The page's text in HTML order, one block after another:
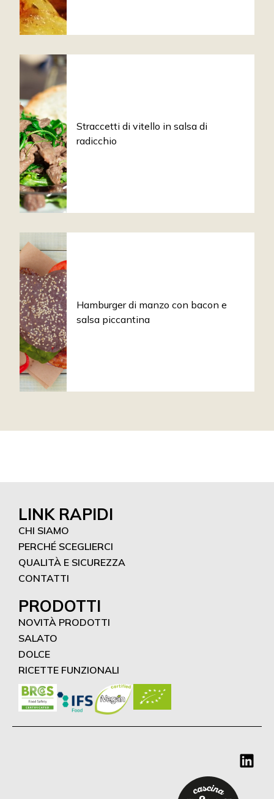
Straccetti di vitello in salsa di
radicchio
Hamburger di manzo con bacon e
salsa piccantina
LINK RAPIDI
CHI SIAMO
PERCHÉ SCEGLIERCI
QUALITÀ E SICUREZZA
CONTATTI
PRODOTTI
NOVITÀ PRODOTTI
SALATO
DOLCE
RICETTE FUNZIONALI